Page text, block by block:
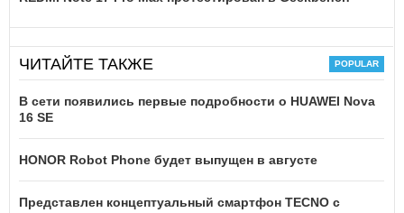
ЧИТАЙТЕ ТАКЖЕ
В сети появились первые подробности о HUAWEI Nova
16 SE
HONOR Robot Phone будет выпущен в августе
Представлен концептуальный смартфон TECNO с